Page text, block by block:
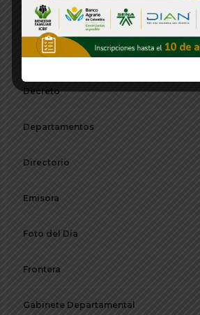
Consejos Departamentales
Convocatorias
Decreto
Departamentos
Directorio
Emisora
Foto del Día
Frontera
Gabinete Departamental